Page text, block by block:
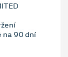
90 dní